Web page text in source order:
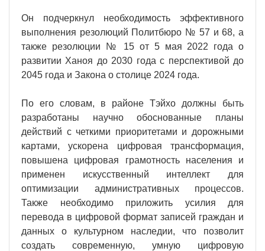
Он подчеркнул необходимость эффективного
выполнения резолюций Политбюро № 57 и 68, а
также резолюции № 15 от 5 мая 2022 года о
развитии Ханоя до 2030 года с перспективой до
2045 года и Закона о столице 2024 года.
По его словам, в районе Тэйхо должны быть
разработаны научно обоснованные планы
действий с четкими приоритетами и дорожными
картами, ускорена цифровая трансформация,
повышена цифровая грамотность населения и
применен искусственный интеллект для
оптимизации административных процессов.
Также необходимо приложить усилия для
перевода в цифровой формат записей граждан и
данных о культурном наследии, что позволит
создать современную, умную цифровую